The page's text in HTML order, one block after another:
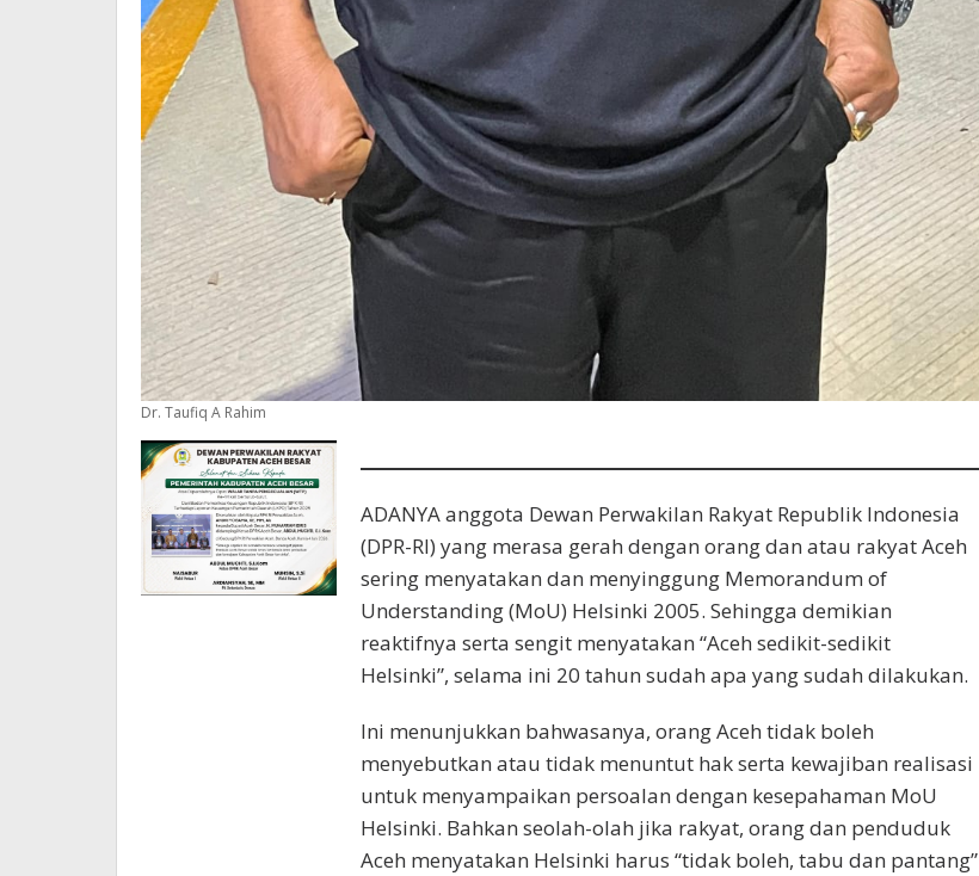
Dr. Taufiq A Rahim
ADANYA anggota Dewan Perwakilan Rakyat Republik Indonesia
(DPR-RI) yang merasa gerah dengan orang dan atau rakyat Aceh
sering menyatakan dan menyinggung Memorandum of
Understanding (MoU) Helsinki 2005. Sehingga demikian
reaktifnya serta sengit menyatakan “Aceh sedikit-sedikit
Helsinki”, selama ini 20 tahun sudah apa yang sudah dilakukan.
Ini menunjukkan bahwasanya, orang Aceh tidak boleh
menyebutkan atau tidak menuntut hak serta kewajiban realisasi
untuk menyampaikan persoalan dengan kesepahaman MoU
Helsinki. Bahkan seolah-olah jika rakyat, orang dan penduduk
Aceh menyatakan Helsinki harus “tidak boleh, tabu dan pantang”